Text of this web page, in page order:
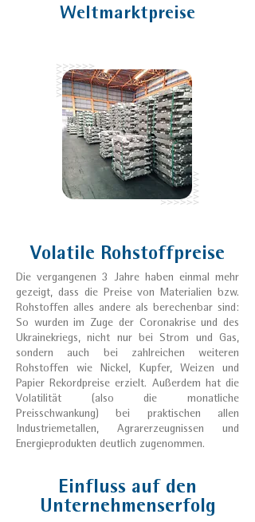
Weltmarktpreise
Volatile Rohstoffpreise
Die vergangenen 3 Jahre haben einmal mehr
gezeigt, dass die Preise von Materialien bzw.
Rohstoffen alles andere als berechenbar sind:
So wurden im Zuge der Coronakrise und des
Ukrainekriegs, nicht nur bei Strom und Gas,
sondern auch bei zahlreichen weiteren
Rohstoffen wie Nickel, Kupfer, Weizen und
Papier Rekordpreise erzielt. Außerdem hat die
Volatilität (also die monatliche
Preisschwankung) bei praktischen allen
Industriemetallen, Agrarerzeugnissen und
Energieprodukten deutlich zugenommen.
Einfluss auf den
Unternehmenserfolg